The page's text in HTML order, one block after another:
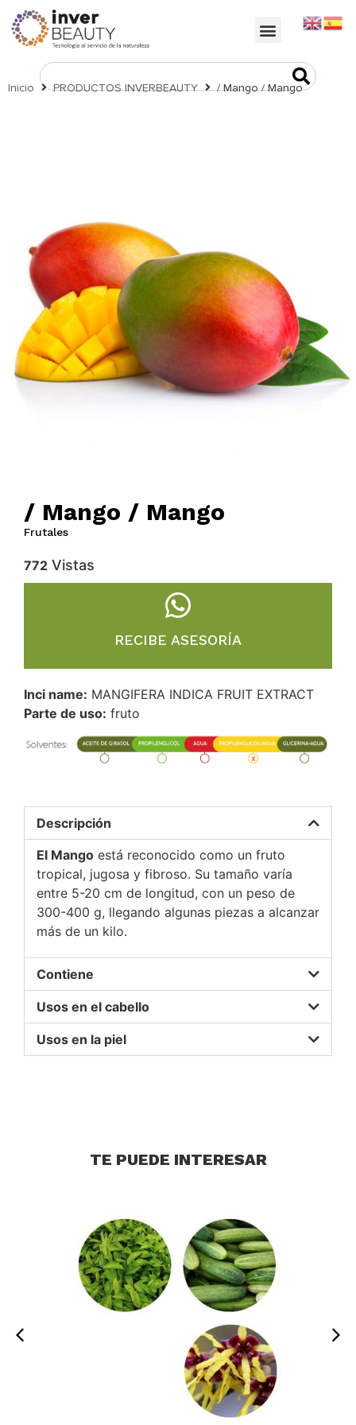
https://inverbeauty.com/
Inicio PRODUCTOS INVERBEAUTY / Mango / Mango
/ Mango / Mango
Frutales
772 Vistas
RECIBE ASESORÍA
Inci name: MANGIFERA INDICA FRUIT EXTRACT
Parte de uso: fruto
Descripción
El Mango está reconocido como un fruto
tropical, jugosa y fibroso. Su tamaño varía
entre 5-20 cm de longitud, con un peso de
300-400 g, llegando algunas piezas a alcanzar
más de un kilo.
Contiene
Usos en el cabello
Usos en la piel
TE PUEDE INTERESAR